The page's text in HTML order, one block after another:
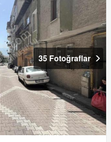
35 Fotoğraflar